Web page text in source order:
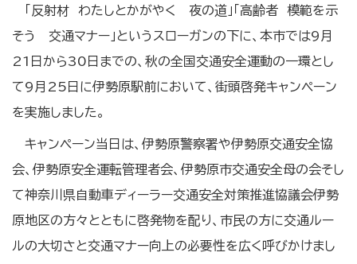
「反射材 わたしとかがやく 夜の道」「高齢者 模範を示
そう 交通マナー」というスローガンの下に、本市では9月
21日から30日までの、秋の全国交通安全運動の一環とし
て9月25日に伊勢原駅前において、街頭啓発キャンペーン
を実施しました。
キャンペーン当日は、伊勢原警察署や伊勢原交通安全協
会、伊勢原安全運転管理者会、伊勢原市交通安全母の会そし
て神奈川県自動車ディーラー交通安全対策推進協議会伊勢
原地区の方々とともに啓発物を配り、市民の方に交通ルー
ルの大切さと交通マナー向上の必要性を広く呼びかけまし